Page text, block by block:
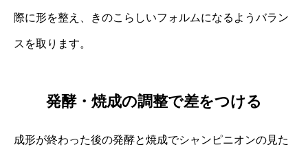
際に形を整え、きのこらしいフォルムになるようバラン
スを取ります。
発酵・焼成の調整で差をつける
成形が終わった後の発酵と焼成でシャンピニオンの見た